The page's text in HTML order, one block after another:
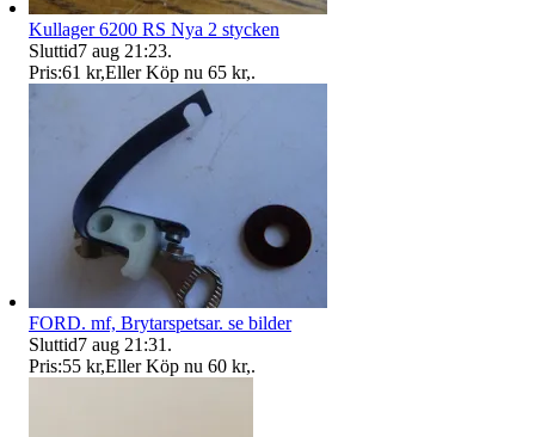
Kullager 6200 RS Nya 2 stycken
Sluttid7 aug 21:23.
Pris:61 kr,Eller Köp nu 65 kr,.
FORD. mf, Brytarspetsar. se bilder
Sluttid7 aug 21:31 .
Pris:55 kr,Eller Köp nu 60 kr,.